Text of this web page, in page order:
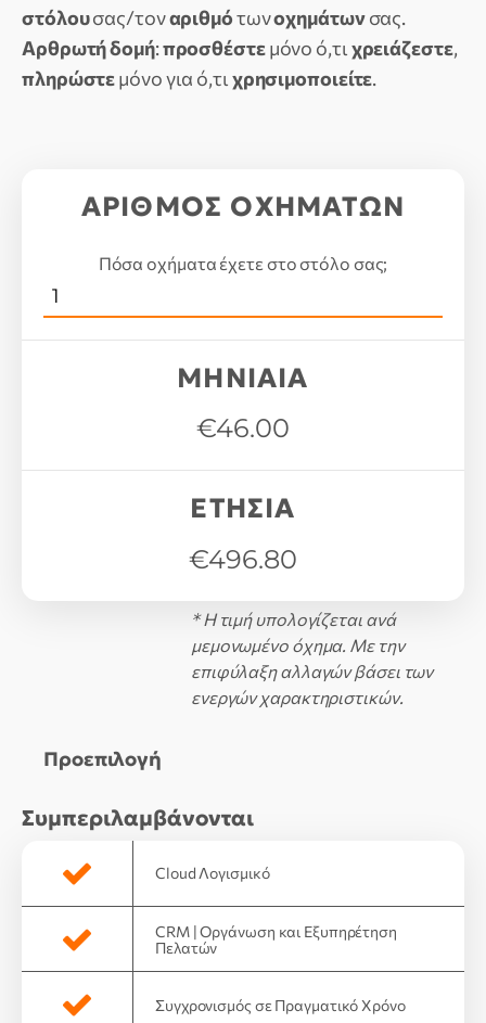
στόλουσας/τοναριθμότωνοχημάτωνσας.
Αρθρωτή δομή:προσθέστεμόνο ό,τιχρειάζεστε,
πληρώστεμόνο για ό,τιχρησιμοποιείτε.
ΑΡΙΘΜΟΣ ΟΧΗΜΑΤΩΝ
Πόσα οχήματα έχετε στο στόλο σας;
ΜΗΝΙΑΙΑ
€46.00
ΕΤΗΣΙΑ
€496.80
* Η τιμή υπολογίζεται ανά
μεμονωμένο όχημα. Με την
επιφύλαξη αλλαγών βάσει των
ενεργών χαρακτηριστικών.
Προεπιλογή
Συμπεριλαμβάνονται
Cloud Λογισμικό
CRM | Οργάνωση και Εξυπηρέτηση
Πελατών
Συγχρονισμός σε Πραγματικό Χρόνο